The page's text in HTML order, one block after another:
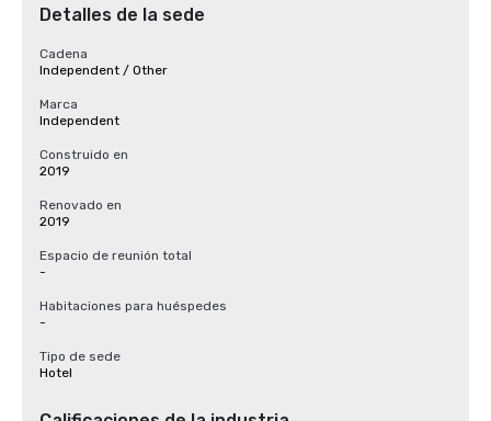
Detalles de la sede
Cadena
Independent / Other
Marca
Independent
Construido en
2019
Renovado en
2019
Espacio de reunión total
-
Habitaciones para huéspedes
-
Tipo de sede
Hotel